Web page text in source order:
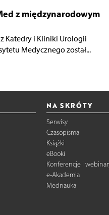
z międzynarodowym
Katedry i Kliniki Urologii
Medycznego został...
NA SKRÓTY
Serwisy
Czasopisma
Książki
eBooki
Konferencje i
e-Akademia
Mednauka